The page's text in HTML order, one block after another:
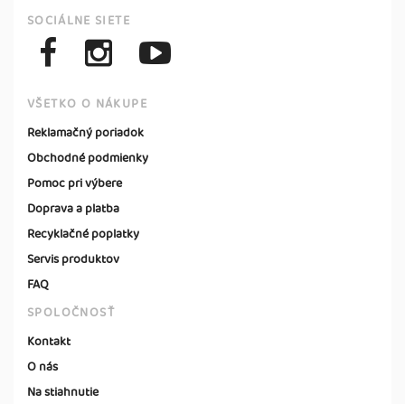
SOCIÁLNE SIETE
VŠETKO O NÁKUPE
Reklamačný poriadok
Obchodné podmienky
Pomoc pri výbere
Doprava a platba
Recyklačné poplatky
Servis produktov
FAQ
SPOLOČNOSŤ
Kontakt
O nás
Na stiahnutie